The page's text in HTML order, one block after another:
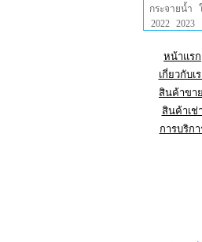
กระจายน้ำ
2022
2023
หน้าแรก
เกี่ยวกับเ
สินค้าขาย
สินค้าเช่า
การบริกา